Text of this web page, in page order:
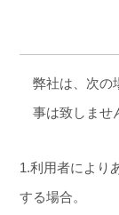
弊社は、次の
事は致しませ
1.利用者により
する場合。